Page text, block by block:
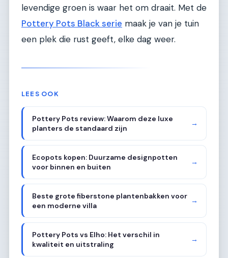
levendige groen is waar het om draait. Met de
Pottery Pots Black serie maak je van je tuin
een plek die rust geeft, elke dag weer.
LEES OOK
Pottery Pots review: Waarom deze luxe
planters de standaard zijn
→
Ecopots kopen: Duurzame designpotten
voor binnen en buiten
→
Beste grote fiberstone plantenbakken voor
een moderne villa
→
Pottery Pots vs Elho: Het verschil in
kwaliteit en uitstraling
→